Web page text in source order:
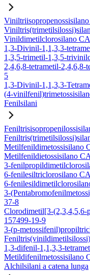
Vinildimetilclorosilano
1,3-Divinil-1,1,3,3-
1,3,5-trimetil-1,3,5-
2,4,6,8-tetrametil-2,4,6,8-
5
1,3-Divinil-1,1,3,3-
(4-
Fenilsilani
Metilfenildimetossisilano
Metilfenildietossisilano
3-
6-fenilesiltriclorosilano
6-
3-
37-8
Clorodimetil[3-
157499-19-9
3-(p-
1,3-difenil-1,1,3,3-
Metildifenilmetossisilano
Alchilsilani a catena lunga